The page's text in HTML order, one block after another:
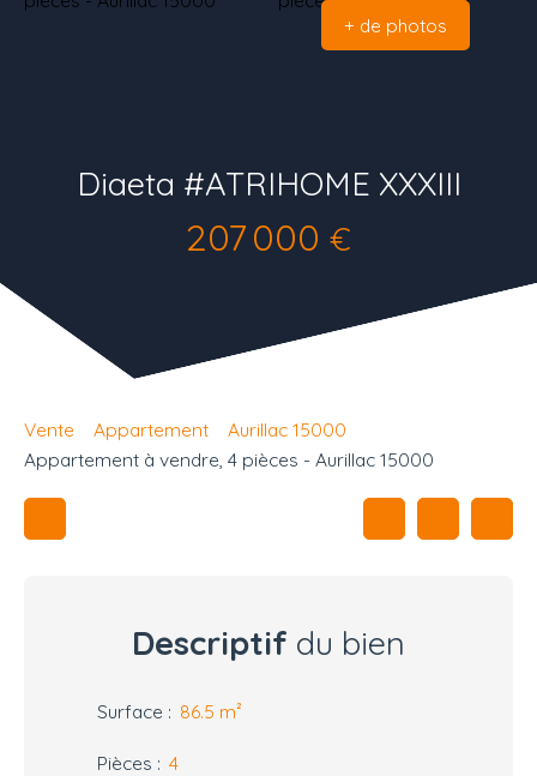
+ de photos
Diaeta #ATRIHOME XXXIII
207 000 €
Vente Appartement
Aurillac 15000
Appartement à vendre, 4 pièces - Aurillac 15000
Descriptif du bien
Surface : 86.5 m²
Pièces : 4